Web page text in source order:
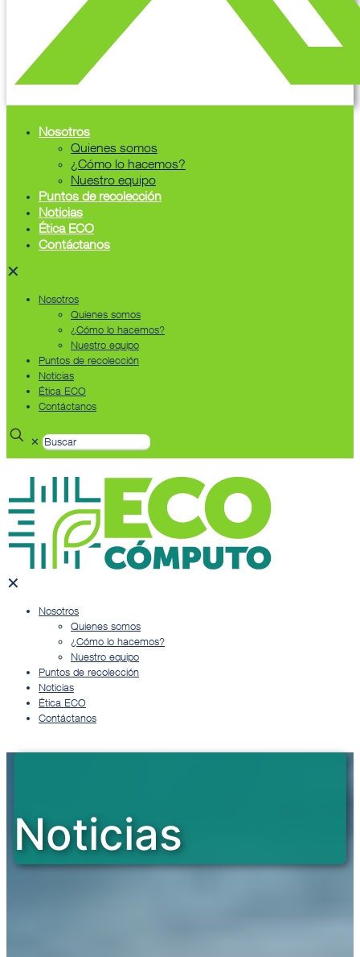
Nosotros
Quienes somos
¿Cómo lo hacemos?
Nuestro equipo
Puntos de recolección
Noticias
Ética ECO
Contáctanos
✕
Nosotros
Quienes somos
¿Cómo lo hacemos?
Nuestro equipo
Puntos de recolección
Noticias
Ética ECO
Contáctanos
✕
✕
Nosotros
Quienes somos
¿Cómo lo hacemos?
Nuestro equipo
Puntos de recolección
Noticias
Ética ECO
Contáctanos
Noticias